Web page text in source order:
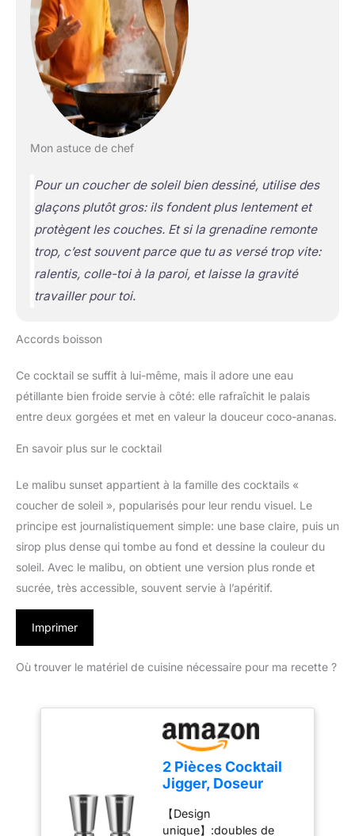
Mon astuce de chef
Pour un coucher de soleil bien dessiné, utilise des
glaçons plutôt gros: ils fondent plus lentement et
protègent les couches. Et si la grenadine remonte
trop, c’est souvent parce que tu as versé trop vite:
ralentis, colle-toi à la paroi, et laisse la gravité
travailler pour toi.
Accords boisson
Ce cocktail se suffit à lui-même, mais il adore une eau
pétillante bien froide servie à côté: elle rafraîchit le palais
entre deux gorgées et met en valeur la douceur coco-ananas.
En savoir plus sur le cocktail
Le malibu sunset appartient à la famille des cocktails «
coucher de soleil », popularisés pour leur rendu visuel. Le
principe est journalistiquement simple: une base claire, puis un
sirop plus dense qui tombe au fond et dessine la couleur du
soleil. Avec le malibu, on obtient une version plus ronde et
sucrée, très accessible, souvent servie à l’apéritif.
Imprimer
Où trouver le matériel de cuisine nécessaire pour ma recette ?
2 Pièces Cocktail
Jigger, Doseur
Double Doseur à
【Design
unique】:doubles de